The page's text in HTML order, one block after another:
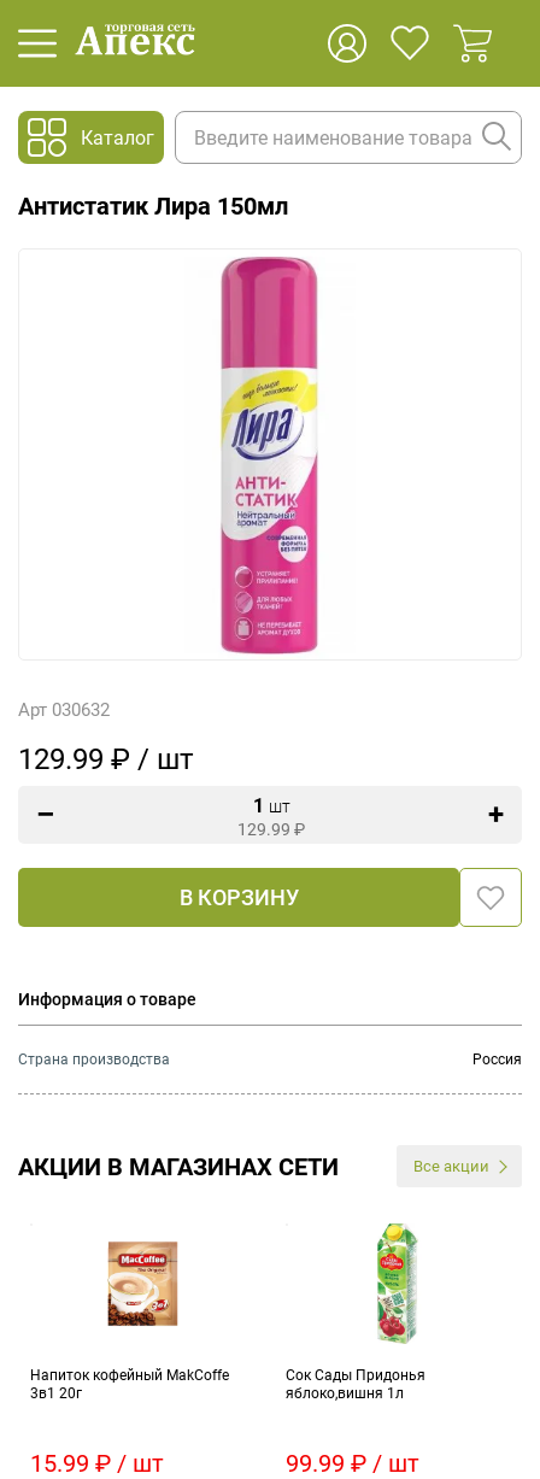
Каталог
Антистатик Лира 150мл
Арт 030632
129.99 ₽ / шт
1 шт
129.99 ₽
В КОРЗИНУ
Информация о товаре
Страна производства Россия
АКЦИИ В МАГАЗИНАХ СЕТИ Все акции
Напиток кофейный MakCoffe
3в1 20г
15.99 ₽ / шт
Сок Сады Придонья
яблоко,вишня 1л
99.99 ₽ / шт